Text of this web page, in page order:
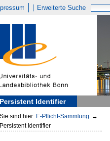
Erweiterte Suche
Persistent Identifier
Sie sind hier: E-Pflicht-Sammlung →
Persistent Identifier